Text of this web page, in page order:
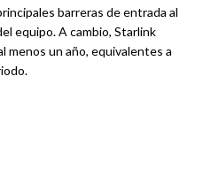
barreras de entrada al
equipo. A cambio, Starlink
menos un año, equivalentes a